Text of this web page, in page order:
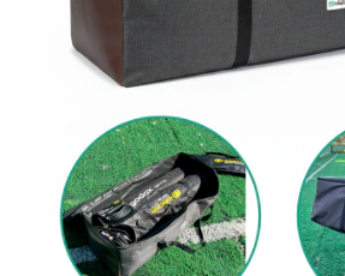
Proteção Completa
EVA interno de 12 mm – absorve
protegido contra batidas e quedas
Couro PU nas extremidades – reforço
desgaste, garantindo durabilidade